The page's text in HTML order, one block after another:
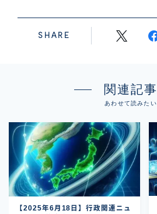
SHARE
関連記事
あわせて読みたい
【2025年6月18日】行政関連ニュ